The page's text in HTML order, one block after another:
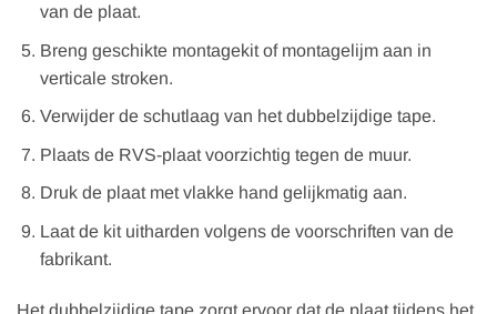
van de plaat.
Breng geschikte montagekit of montagelijm aan in
verticale stroken.
Verwijder de schutlaag van het dubbelzijdige tape.
Plaats de RVS-plaat voorzichtig tegen de muur.
Druk de plaat met vlakke hand gelijkmatig aan.
Laat de kit uitharden volgens de voorschriften van de
fabrikant.
Het dubbelzijdige tape zorgt ervoor dat de plaat tijdens het